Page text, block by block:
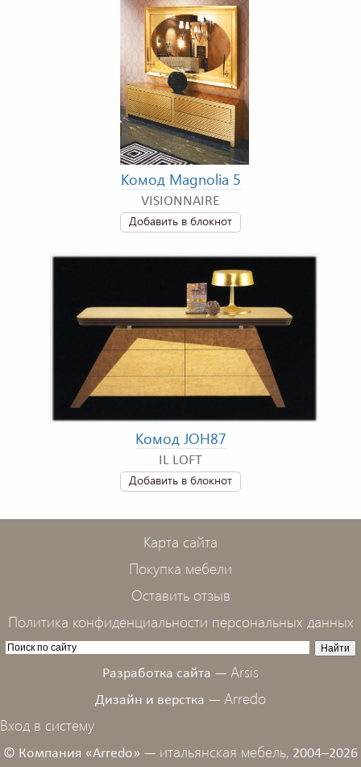
Комод Magnolia 5
VISIONNAIRE
Добавить в блокнот
Комод JOH87
IL LOFT
Добавить в блокнот
Карта сайта
Покупка мебели
Оставить отзыв
Политика конфиденциальности персональных данных
Разработка сайта — Arsis
Дизайн и верстка — Arredo
Вход в систему
© Компания «Arredo» — итальянская мебель, 2004–2026